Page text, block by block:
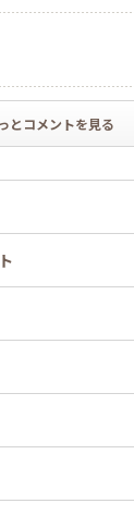
とコメントを見る